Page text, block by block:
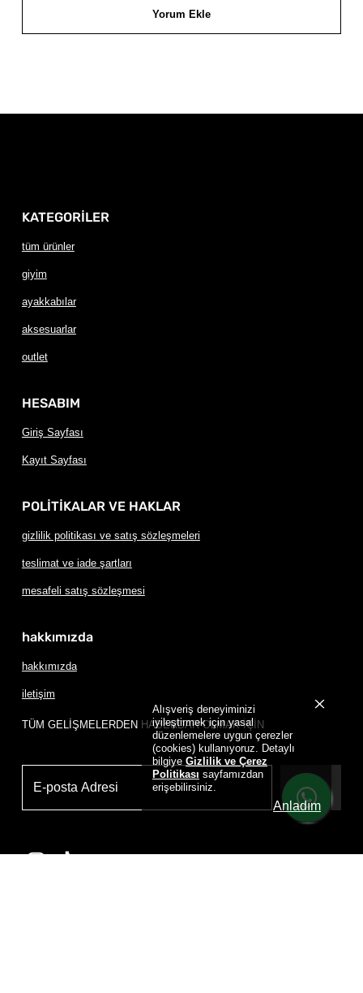
Alışveriş deneyiminizi
iyileştirmek için yasal
düzenlemelere uygun çerezler
(cookies) kullanıyoruz. Detaylı
bilgiye Gizlilik ve Çerez
Politikası sayfamızdan
erişebilirsiniz.
Anladım
Yorum Ekle
KATEGORİLER
tüm ürünler
giyim
ayakkabılar
aksesuarlar
outlet
HESABIM
Giriş Sayfası
Kayıt Sayfası
POLİTİKALAR VE HAKLAR
gizlilik politikası ve satış sözleşmeleri
teslimat ve iade şartları
mesafeli satış sözleşmesi
hakkımızda
hakkımızda
iletişim
TÜM GELİŞMELERDEN HABERDAR OLMAK İÇİN
Üye Ol